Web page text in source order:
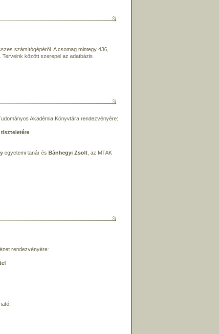
számítógépéről. A csomag mintegy 436,
között szerepel az adatbázis
Akadémia Könyvtára rendezvényére:
tiszteletére
egyetemi tanár és Bánhegyi Zsolt , az MTAK
rendezvényére: